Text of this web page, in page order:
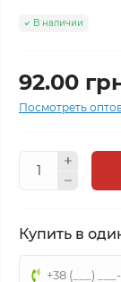
В наличии
92.00
Посмотреть
Купить в